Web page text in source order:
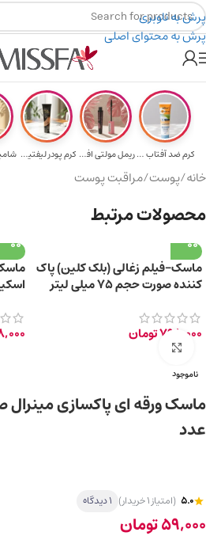
پرش به ناوبری
پرش به محتوای اصلی
هدیه برای خرید های بالای ۵ میلیون تومن
کرم ضد آفتاب حا... ریمل مولتی افکت... کرم پودر لیفتین...
خانه/پوست/مراقبت پوست
محصولات مرتبط
ماسک-فیلم زغالی (بلک کلین) پاک
کننده صورت حجم ۷۵ میلی لیتر
798,000تومان
اسکین
ناموجود
برای بزرگ‌نمایی کلیک کنید
عدد
5.0 (امتیاز 1 خریدار) 1 دیدگاه
59,000تومان